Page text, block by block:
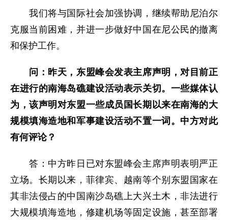
我们将与国际社会加强协调，继续帮助尼泊尔
克服当前困难，并进一步做好中国在尼公民的撤离
和保护工作。
问： 昨天，东盟峰会发表主席声明，对目前正
在进行的南海岛礁建设活动表示关切。一些媒体认
为，该声明对东盟一些成员国长期以来在南海的大
规模填海造地和军事建设活动不置一词。中方对此
有何评论？
答：中方昨日已对东盟峰会主席声明表明严正
立场。长期以来，菲律宾、越南等个别东盟国家在
其非法侵占的中国南沙岛礁上大兴土木，非法进行
大规模填海造地，修建机场等固定设施，甚至部署